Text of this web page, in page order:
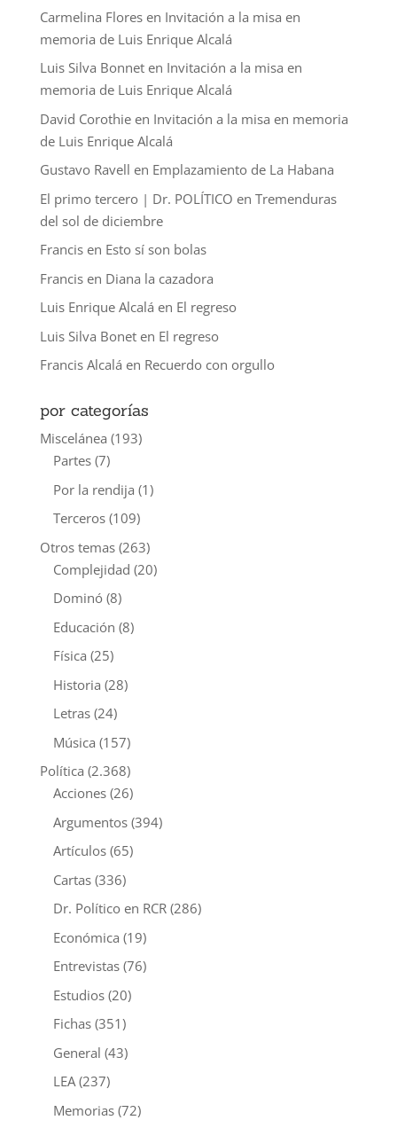
Carmelina Floresen Invitación a la misa en
memoria de Luis Enrique Alcalá
Luis Silva Bonneten Invitación a la misa en
memoria de Luis Enrique Alcalá
David Corothieen Invitación a la misa en memoria
de Luis Enrique Alcalá
Gustavo Ravell en Emplazamiento de La Habana
El primo tercero | Dr. POLÍTICO en Tremenduras
del sol de diciembre
Francisen Esto sí son bolas
Francisen Diana la cazadora
Luis Enrique Alcalá en El regreso
Luis Silva Boneten El regreso
Francis Alcalá en Recuerdo con orgullo
por categorías
Miscelánea (193)
Partes(7)
Por la rendija (1)
Terceros(109)
Otros temas(263)
Complejidad (20)
Dominó(8)
Educación (8)
Física (25)
Historia (28)
Letras(24)
Música (157)
Política (2.368)
Acciones(26)
Argumentos(394)
Artículos(65)
Cartas(336)
Dr. Político en RCR(286)
Económica (19)
Entrevistas(76)
Estudios(20)
Fichas(351)
General (43)
LEA(237)
Memorias(72)